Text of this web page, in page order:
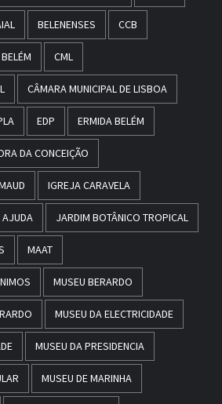
BELENENSES CCB
CML
CÂMARA MUNICIPAL DE LISBOA
EDP ERMIDA BELÉM
DA CONCEIÇÃO
IGREJA CARAVELA
AJUDA JARDIM BOTÂNICO TROPICAL
MAAT
MUSEU BERARDO
MUSEU DA ELECTRICIDADE
MUSEU DA PRESIDENCIA
MUSEU DE MARINHA